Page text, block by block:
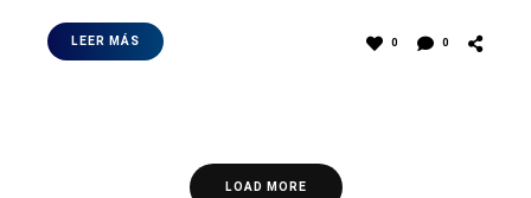
LEER MÁS 0 0
LOAD MORE